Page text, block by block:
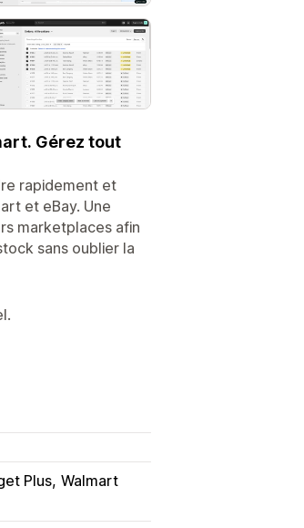
Gérez tout
rapidement et
et eBay. Une
marketplaces afin
sans oublier la
Plus Walmart